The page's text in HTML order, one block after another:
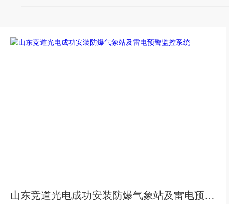
山东竞道光电成功安装防爆气象站及雷电预警监控系统